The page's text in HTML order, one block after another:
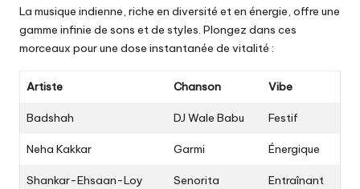
La musique indienne, riche en diversité et en énergie, offre une
gamme infinie de sons et de styles. Plongez dans ces
morceaux pour une dose instantanée de vitalité :
Artiste Chanson Vibe
Badshah DJ Wale Babu Festif
Neha Kakkar Garmi Énergique
Shankar-Ehsaan-Loy Senorita Entraînant